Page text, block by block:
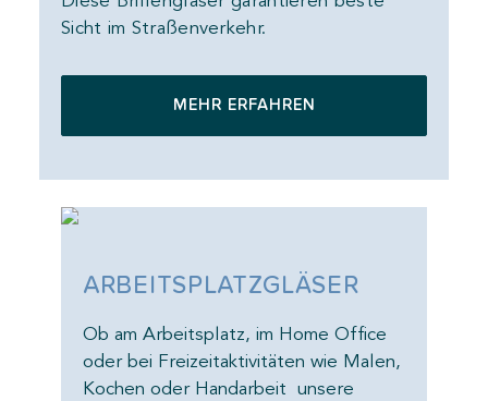
Sicht im Straßenverkehr.
MEHR ERFAHREN
ARBEITSPLATZGLÄSER
Ob am Arbeitsplatz, im Home Office
oder bei Freizeitaktivitäten wie Malen,
Kochen oder Handarbeit unsere